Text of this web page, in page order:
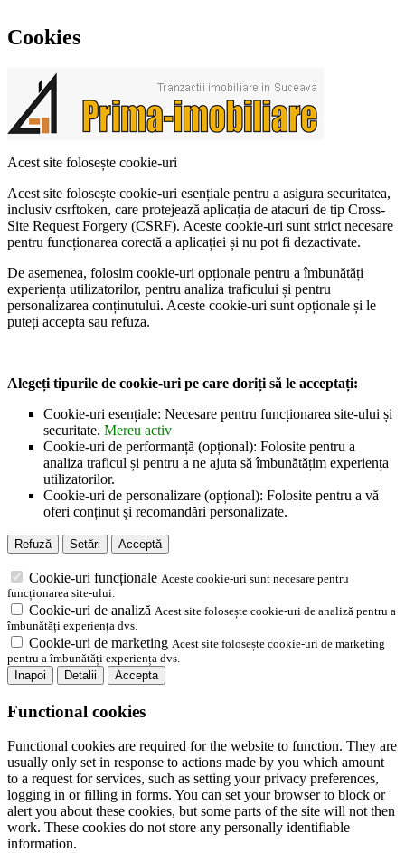
Cookies
Acest site folosește cookie-uri
Acest site folosește cookie-uri esențiale pentru a asigura securitatea,
inclusiv csrftoken, care protejează aplicația de atacuri de tip Cross-
Site Request Forgery (CSRF). Aceste cookie-uri sunt strict necesare
pentru funcționarea corectă a aplicației și nu pot fi dezactivate.
De asemenea, folosim cookie-uri opționale pentru a îmbunătăți
experiența utilizatorilor, pentru analiza traficului și pentru
personalizarea conținutului. Aceste cookie-uri sunt opționale și le
puteți accepta sau refuza.
Alegeți tipurile de cookie-uri pe care doriți să le acceptați:
Cookie-uri esențiale: Necesare pentru funcționarea site-ului și
securitate. Mereu activ
Cookie-uri de performanță (opțional): Folosite pentru a
analiza traficul și pentru a ne ajuta să îmbunătățim experiența
utilizatorilor.
Cookie-uri de personalizare (opțional): Folosite pentru a vă
oferi conținut și recomandări personalizate.
Refuză Setări Acceptă
Cookie-uri funcționale Aceste cookie-uri sunt necesare pentru
funcționarea site-ului.
Cookie-uri de analiză Acest site folosește cookie-uri de analiză pentru a
îmbunătăți experiența dvs.
Cookie-uri de marketing Acest site folosește cookie-uri de marketing
pentru a îmbunătăți experiența dvs.
Inapoi
Detalii Accepta
Functional cookies
Functional cookies are required for the website to function. They are
usually only set in response to actions made by you which amount
to a request for services, such as setting your privacy preferences,
logging in or filling in forms. You can set your browser to block or
alert you about these cookies, but some parts of the site will not then
work. These cookies do not store any personally identifiable
information.